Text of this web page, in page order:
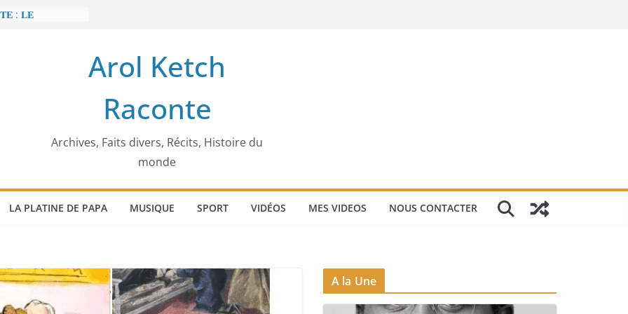
: 𝐋𝐄
𝐨𝐫𝐝𝐢𝐧𝐚𝐭𝐞𝐮𝐫
Arol Ketch
Raconte
Archives, Faits divers, Récits, Histoire du
monde
LA PLATINE DE PAPA MUSIQUE SPORT VIDÉOS MES VIDEOS NOUS CONTACTER
A la Une